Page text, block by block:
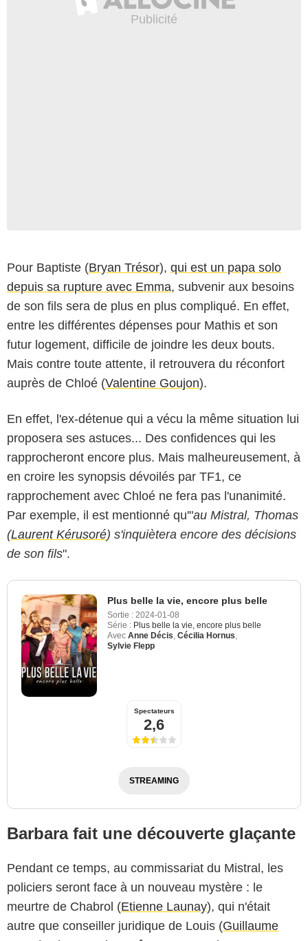
Pour Baptiste (Bryan Trésor), qui est un papa solo
depuis sa rupture avec Emma, subvenir aux besoins
de son fils sera de plus en plus compliqué. En effet,
entre les différentes dépenses pour Mathis et son
futur logement, difficile de joindre les deux bouts.
Mais contre toute attente, il retrouvera du réconfort
auprès de Chloé (Valentine Goujon).
En effet, l'ex-détenue qui a vécu la même situation lui
proposera ses astuces... Des confidences qui les
rapprocheront encore plus. Mais malheureusement, à
en croire les synopsis dévoilés par TF1, ce
rapprochement avec Chloé ne fera pas l'unanimité.
Par exemple, il est mentionné qu'"au Mistral, Thomas
(Laurent Kérusoré) s'inquiètera encore des décisions
de son fils".
Plus belle la vie, encore plus belle
Sortie : 2024-01-08
Série : Plus belle la vie, encore plus belle
Avec Anne Décis Cécilia Hornus
Sylvie Flepp
Spectateurs
2,6
STREAMING
Barbara fait une découverte glaçante
Pendant ce temps, au commissariat du Mistral, les
policiers seront face à un nouveau mystère : le
meurtre de Chabrol (Etienne Launay), qui n'était
autre que conseiller juridique de Louis (Guillaume